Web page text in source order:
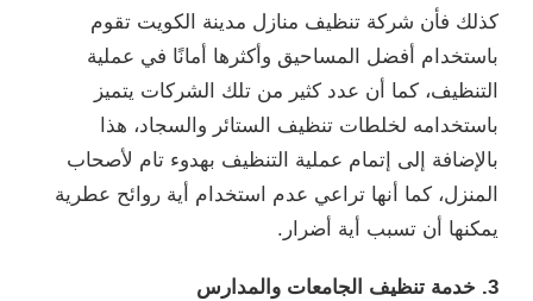
كذلك فأن شركة تنظيف منازل مدينة الكويت تقوم
باستخدام أفضل المساحيق وأكثرها أمانًا في عملية
التنظيف، كما أن عدد كثير من تلك الشركات يتميز
باستخدامه لخلطات تنظيف الستائر والسجاد، هذا
بالإضافة إلى إتمام عملية التنظيف بهدوء تام لأصحاب
المنزل، كما أنها تراعي عدم استخدام أية روائح عطرية
يمكنها أن تسبب أية أضرار.
3. خدمة تنظيف الجامعات والمدارس